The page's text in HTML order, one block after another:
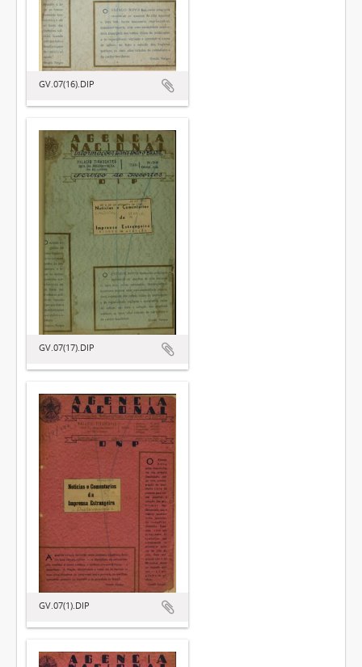
GV.07(16).DIP
GV.07(17).DIP
GV.07(1).DIP